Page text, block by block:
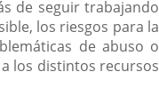
de seguir trabajando
los riesgos para la
de abuso o
los distintos recursos